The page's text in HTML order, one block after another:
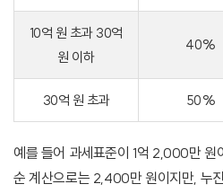
10억 원 초과 30억
원 이하
40%
30억 원 초과 50%
예를 들어 과세표준이 1억 2,000만
순 계산으로는 2,400만 원이지만, 누